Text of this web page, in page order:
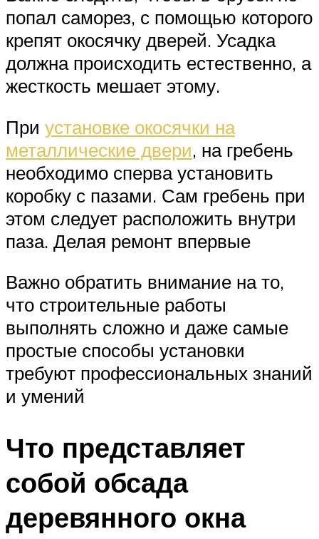
попал саморез, с помощью которого
крепят окосячку дверей. Усадка
должна происходить естественно, а
жесткость мешает этому.
При установке окосячки на
металлические двери, на гребень
необходимо сперва установить
коробку с пазами. Сам гребень при
этом следует расположить внутри
паза. Делая ремонт впервые
Важно обратить внимание на то,
что строительные работы
выполнять сложно и даже самые
простые способы установки
требуют профессиональных знаний
и умений
Что представляет
собой обсада
деревянного окна